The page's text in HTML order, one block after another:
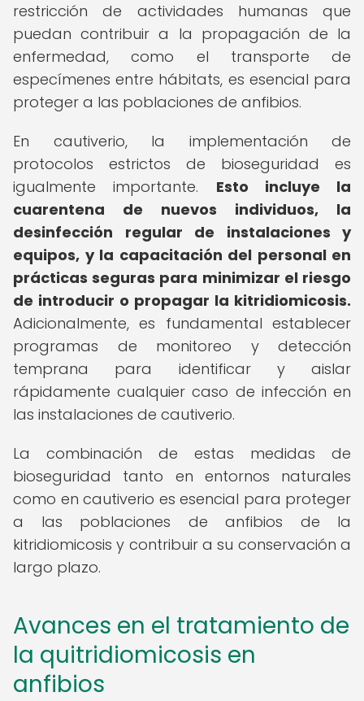
restricción de actividades humanas que
puedan contribuir a la propagación de la
enfermedad, como el transporte de
especímenes entre hábitats, es esencial para
proteger a las poblaciones de anfibios.
En cautiverio, la implementación de
protocolos estrictos de bioseguridad es
igualmente importante. Esto incluye la
cuarentena de nuevos individuos, la
desinfección regular de instalaciones y
equipos, y la capacitación del personal en
prácticas seguras para minimizar el riesgo
de introducir o propagar la kitridiomicosis.
Adicionalmente, es fundamental establecer
programas de monitoreo y detección
temprana para identificar y aislar
rápidamente cualquier caso de infección en
las instalaciones de cautiverio.
La combinación de estas medidas de
bioseguridad tanto en entornos naturales
como en cautiverio es esencial para proteger
a las poblaciones de anfibios de la
kitridiomicosis y contribuir a su conservación a
largo plazo.
Avances en el tratamiento de
la quitridiomicosis en
anfibios